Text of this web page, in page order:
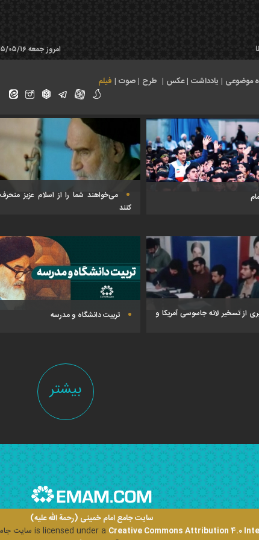
امروز جمعه ۱۴۰۵/۰۵/۱۶
موضوعی | یادداشت |عکس | طرح |صوت | فیلم
می‌خواهند شما را از اسلام عزیز منحرف
کنند
از تسخیر لانه جاسوسی آمریکا و
تربیت دانشگاه و مدرسه
بیشتر
سایت جامع امام خمینی (رحمة الله علیه)
سایت is licensed under a Creative Commons Attribution 4.0